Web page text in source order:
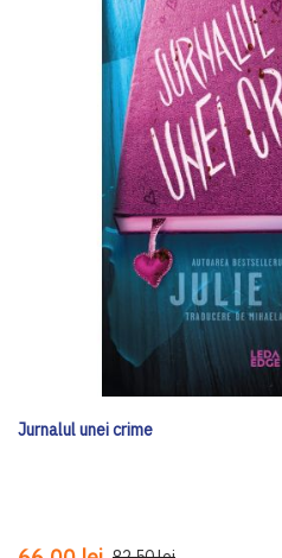
Jurnalul unei crime